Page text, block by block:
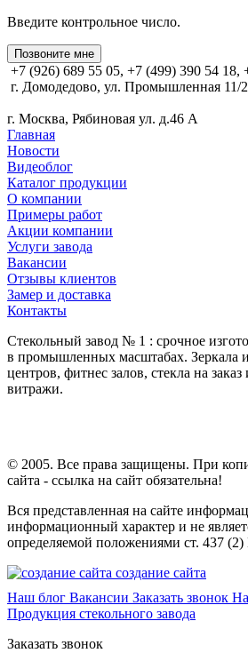
Введите контрольное число.
Позвоните мне
+7 (926) 689 55 05, +7 (499) 390 54 18,
г. Домодедово, ул. Промышленная 11/2
г. Москва, Рябиновая ул. д.46 А
Главная
Новости
Видеоблог
Каталог продукции
О компании
Примеры работ
Акции компании
Услуги завода
Вакансии
Отзывы клиентов
Замер и доставка
Контакты
Стекольный завод № 1 : срочное
в промышленных масштабах. Зеркала и
центров, фитнес залов, стекла на
витражи.
© 2005. Все права защищены. При
сайта - ссылка на сайт обязательна!
Вся представленная на сайте
информационный характер и не
определяемой положениями ст. 437
создание сайта
Наш блог Вакансии Заказать звонок
Продукция стекольного завода
Заказать звонок